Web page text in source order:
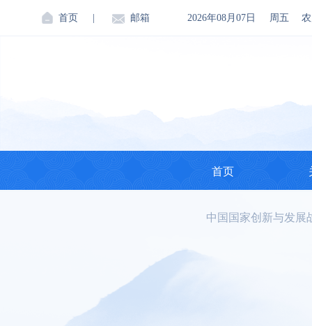
首页 邮箱 2026年08月07日 周五
首页
中国国家创新与发展